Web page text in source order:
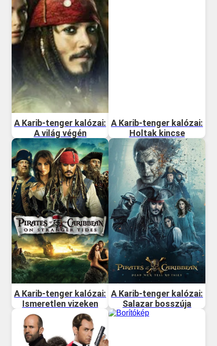
A Karib-tenger kalózai:
A világ végén
A Karib-tenger kalózai:
Holtak kincse
A Karib-tenger kalózai:
Ismeretlen vizeken
A Karib-tenger kalózai:
Salazar bosszúja